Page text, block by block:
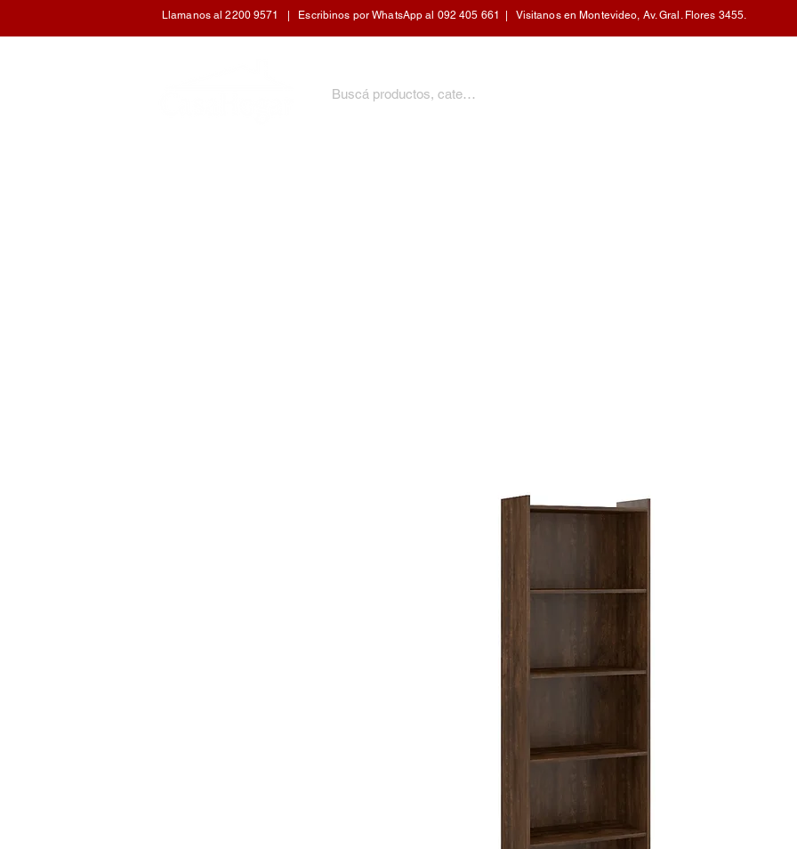
Llamanos al 2200 9571 | Escribinos por WhatsApp al 092 405 661 | Visitanos en Montevideo, Av. Gral. Flores 3455.